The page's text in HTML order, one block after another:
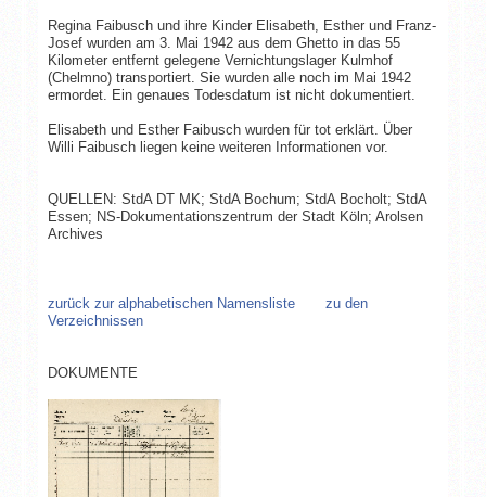
Regina Faibusch und ihre Kinder Elisabeth, Esther und Franz-
Josef wurden am 3. Mai 1942 aus dem Ghetto in das 55
Kilometer entfernt gelegene Vernichtungslager Kulmhof
(Chelmno) transportiert. Sie wurden alle noch im Mai 1942
ermordet. Ein genaues Todesdatum ist nicht dokumentiert.
Elisabeth und Esther Faibusch wurden für tot erklärt. Über
Willi Faibusch liegen keine weiteren Informationen vor.
QUELLEN: StdA DT MK; StdA Bochum; StdA Bocholt; StdA
Essen; NS-Dokumentationszentrum der Stadt Köln; Arolsen
Archives
zurück zur alphabetischen Namensliste
zu den
Verzeichnissen
DOKUMENTE